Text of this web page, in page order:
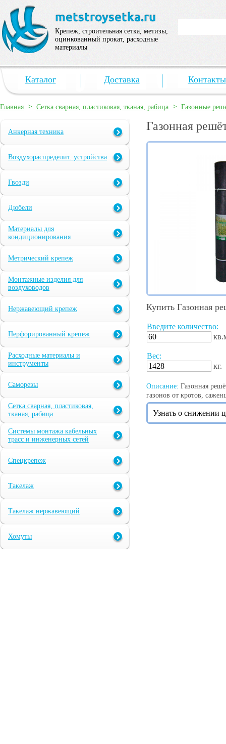
Крепеж, строительная сетка, метизы,
оцинкованный прокат, расходные
материалы
Каталог Доставка Контакты
Главная > Сетка сварная, пластиковая, тканая, рабица > Газонные
Анкерная техника
Воздухораспределит. устройства
Гвозди
Дюбели
Материалы для
кондиционирования
Метрический крепеж
Монтажные изделия для
воздуховодов
Нержавеющий крепеж
Перфорированный крепеж
Расходные материалы и
инструменты
Саморезы
Сетка сварная, пластиковая,
тканая, рабица
Системы монтажа кабельных
трасс и инженерных сетей
Спецкрепеж
Такелаж
Такелаж нержавеющий
Хомуты
Газонная
Купить Газонная
Введите количество:
Вес:
кг.
Описание: Газонная
газонов от кротов,
Узнать о снижении